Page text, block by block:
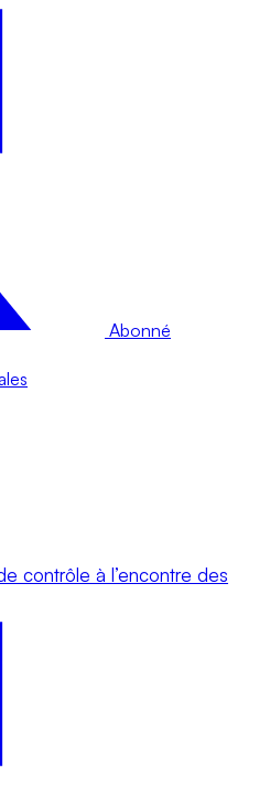
Abonné
contrôle à l’encontre des